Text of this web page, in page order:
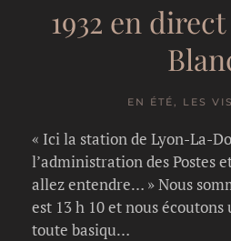
1932 en
EN ÉTÉ, LES
« Ici la station de Lyon-La-
l’administration des Postes
allez entendre… » Nous
est 13 h 10 et nous
toute basiqu…